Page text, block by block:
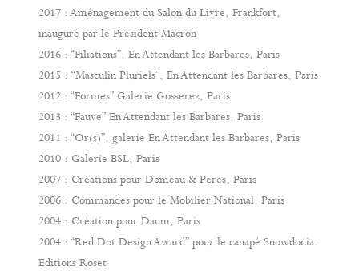
2017 : Aménagement du Salon du Livre, Frankfort,
inauguré par le Président Macron
2016 : “Filiations”, En Attendant les Barbares, Paris
2015 : “Masculin Pluriels”, En Attendant les Barbares, Paris
2012 : “Formes” Galerie Gosserez, Paris
2013 : “Fauve” En Attendant les Barbares, Paris
2011 : “Or(s)”, galerie En Attendant les Barbares, Paris
2010 : Galerie BSL, Paris
2007 : Créations pour Domeau & Peres, Paris
2006 : Commandes pour le Mobilier National, Paris
2004 : Création pour Daum, Paris
2004 : “Red Dot Design Award” pour le canapé Snowdonia.
Editions Roset